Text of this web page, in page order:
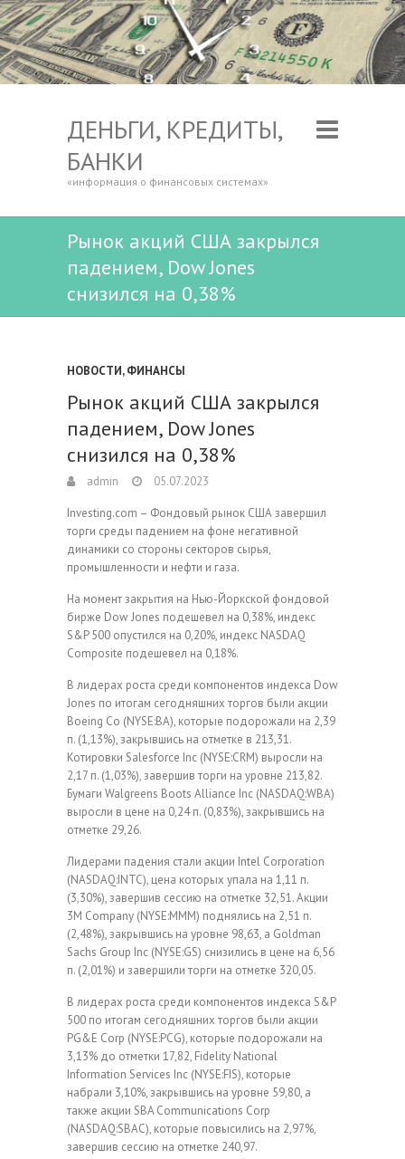
ДЕНЬГИ, КРЕДИТЫ,
БАНКИ
«информация о финансовых системах»
Рынок акций США закрылся
падением, Dow Jones
снизился на 0,38%
НОВОСТИ,ФИНАНСЫ
Рынок акций США закрылся
падением, Dow Jones
снизился на 0,38%
admin 05.07.2023
Investing.com – Фондовый рынок США завершил
торги среды падением на фоне негативной
динамики со стороны секторов сырья,
промышленности и нефти и газа.
На момент закрытия на Нью-Йоркской фондовой
бирже Dow Jones подешевел на 0,38%, индекс
S&P 500 опустился на 0,20%, индекс NASDAQ
Composite подешевел на 0,18%.
В лидерах роста среди компонентов индекса Dow
Jones по итогам сегодняшних торгов были акции
Boeing Co (NYSE:BA), которые подорожали на 2,39
п. (1,13%), закрывшись на отметке в 213,31.
Котировки Salesforce Inc (NYSE:CRM) выросли на
2,17 п. (1,03%), завершив торги на уровне 213,82.
Бумаги Walgreens Boots Alliance Inc (NASDAQ:WBA)
выросли в цене на 0,24 п. (0,83%), закрывшись на
отметке 29,26.
Лидерами падения стали акции Intel Corporation
(NASDAQ:INTC), цена которых упала на 1,11 п.
(3,30%), завершив сессию на отметке 32,51. Акции
3M Company (NYSE:MMM) поднялись на 2,51 п.
(2,48%), закрывшись на уровне 98,63, а Goldman
Sachs Group Inc (NYSE:GS) снизились в цене на 6,56
п. (2,01%) и завершили торги на отметке 320,05.
В лидерах роста среди компонентов индекса S&P
500 по итогам сегодняшних торгов были акции
PG&E Corp (NYSE:PCG), которые подорожали на
3,13% до отметки 17,82, Fidelity National
Information Services Inc (NYSE:FIS), которые
набрали 3,10%, закрывшись на уровне 59,80, а
также акции SBA Communications Corp
(NASDAQ:SBAC), которые повысились на 2,97%,
завершив сессию на отметке 240,97.